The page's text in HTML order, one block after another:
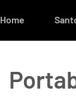
Home